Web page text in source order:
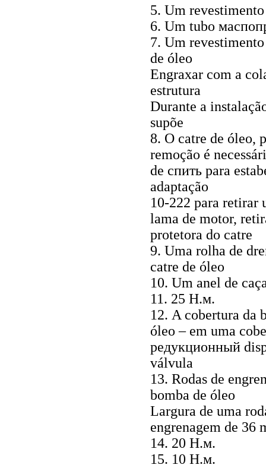
5. Um
6. Um tubo
7. Um
de óleo
Engraxar com a
estrutura
Durante a
supõe
8. O catre de óleo,
remoção é
de спить para
adaptação
10-222 para retirar
lama de motor,
protetora do catre
9. Uma rolha de
catre de óleo
10. Um anel de
11. 25 Н.м.
12. A cobertura da
óleo – em uma
редукционный
válvula
13. Rodas de
bomba de óleo
Largura de uma
engrenagem de 36
14. 20 Н.м.
15. 10 Н.м.